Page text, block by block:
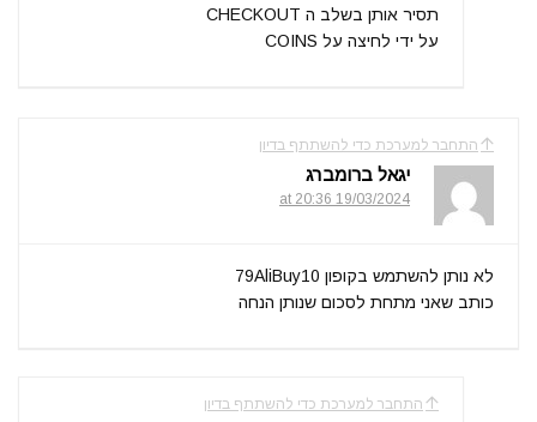
תסיר אותן בשלב ה CHECKOUT
על ידי לחיצה על COINS
התחבר למערכת כדי להשתתף בדיון
יגאל ברומברג
19/03/2024 at 20:36
לא נותן להשתמש בקופון 79AliBuy10
כותב שאני מתחת לסכום שנותן הנחה
התחבר למערכת כדי להשתתף בדיון